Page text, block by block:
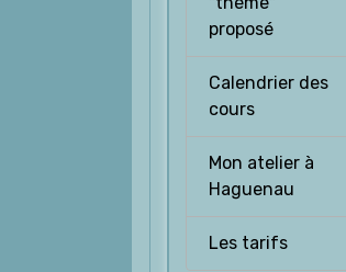
proposé
Calendrier des
cours
Mon atelier à
Haguenau
Les tarifs